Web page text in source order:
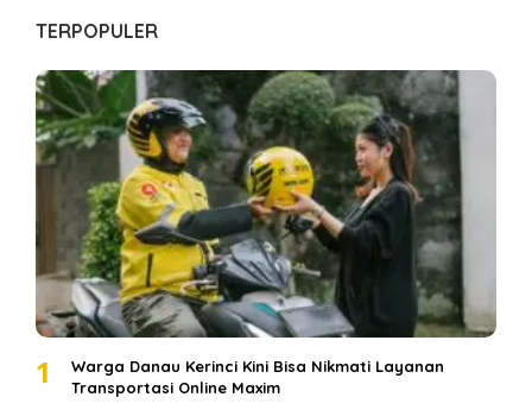
TERPOPULER
1
Warga Danau Kerinci Kini Bisa Nikmati Layanan
Transportasi Online Maxim